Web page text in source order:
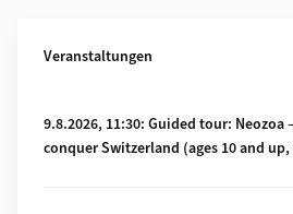
Veranstaltungen
9.8.2026, 11:30: Guided tour: Neozoa
conquer Switzerland (ages 10 and